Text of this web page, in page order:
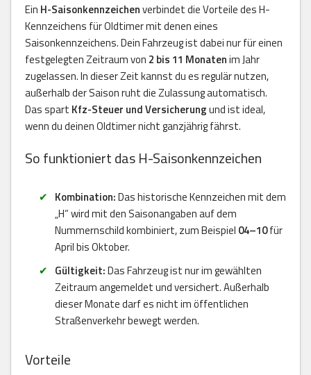
Ein H-Saisonkennzeichenverbindet die Vorteile des H-
Kennzeichens für Oldtimer mit denen eines
Saisonkennzeichens. Dein Fahrzeug ist dabei nur für einen
festgelegten Zeitraum von 2 bis 11 Monatenim Jahr
zugelassen. In dieser Zeit kannst du es regulär nutzen,
außerhalb der Saison ruht die Zulassung automatisch.
Das spart Kfz-Steuer und Versicherungund ist ideal,
wenn du deinen Oldtimer nicht ganzjährig fährst.
So funktioniert das H-Saisonkennzeichen
Kombination:Das historische Kennzeichen mit dem
„H“ wird mit den Saisonangaben auf dem
Nummernschild kombiniert, zum Beispiel 04–10für
April bis Oktober.
Gültigkeit:Das Fahrzeug ist nur im gewählten
Zeitraum angemeldet und versichert. Außerhalb
dieser Monate darf es nicht im öffentlichen
Straßenverkehr bewegt werden.
Vorteile